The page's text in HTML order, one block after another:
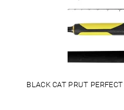
BLACK CAT PRUT